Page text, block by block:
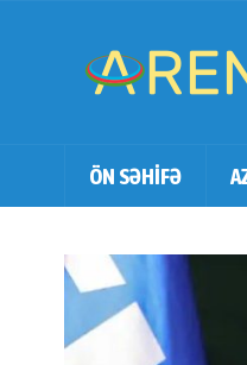
ÖN SƏHİFƏ